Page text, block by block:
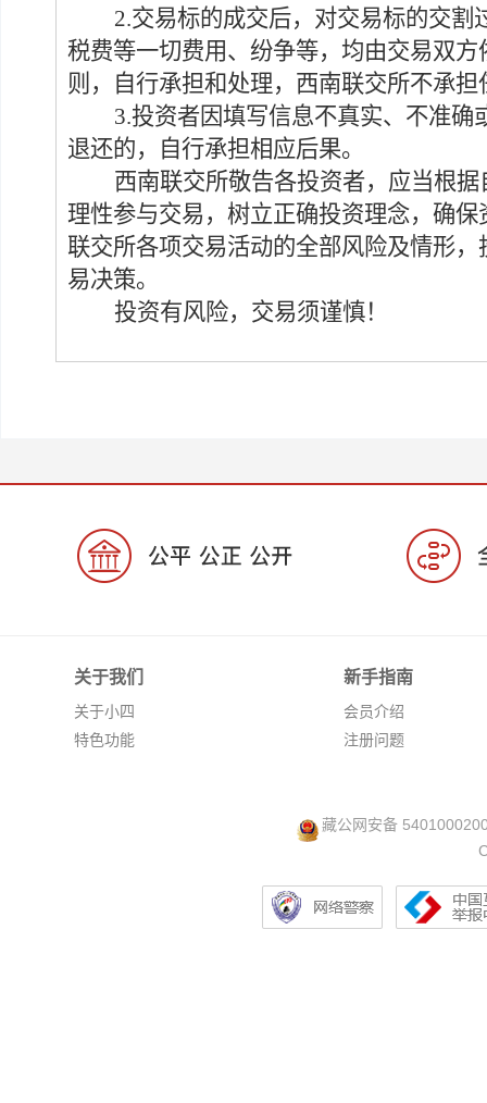
2.交易标的成交后，对交易标的交
税费等一切费用、纷争等， 均由交易双方
则 ，
自行承担和处理，西南联交所不承担
3.投资者因填写信息不真实、不准确
退还的，自行承担相应后果。
西南联交所敬告各投资者，应当根
理性参与交易，树立正确投资理念， 确保
联交所各项交易活动的全部风险及情形
易决策。
投资有风险，交易须谨慎！
关于我们
关于小四
特色功能
新手指南
会员介绍
注册问题
藏公网安备